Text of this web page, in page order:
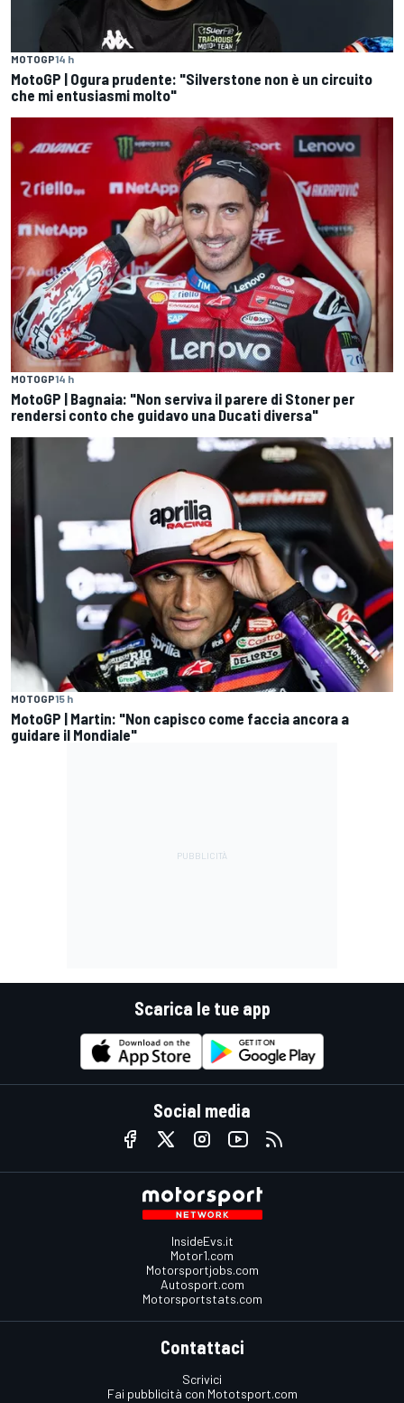
MOTOGP14 h
MotoGP | Ogura prudente: "Silverstone non è un circuito
che mi entusiasmi molto"
MOTOGP14 h
MotoGP | Bagnaia: "Non serviva il parere di Stoner per
rendersi conto che guidavo una Ducati diversa"
MOTOGP15 h
MotoGP | Martin: "Non capisco come faccia ancora a
guidare il Mondiale"
Scarica le tue app
Social media
InsideEvs.it
Motor1.com
Motorsportjobs.com
Autosport.com
Motorsportstats.com
Contattaci
Scrivici
Fai pubblicità con Mototsport.com